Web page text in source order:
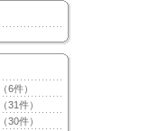
（6件）
（31件）
（30件）